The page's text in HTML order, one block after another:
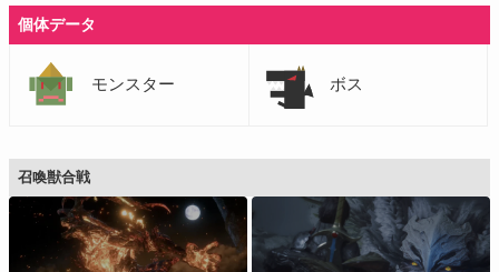
個体データ
モンスター ボス
召喚獣合戦